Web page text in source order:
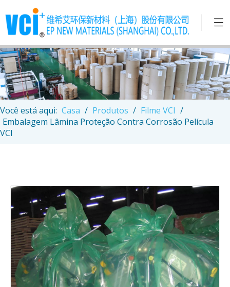
Você está aqui: Casa / Produtos / Filme VCI /
Embalagem Lâmina Proteção Contra Corrosão Película
VCI